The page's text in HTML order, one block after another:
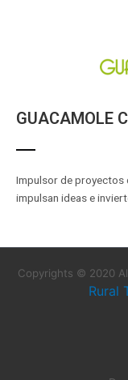
GUACAMOLE
Impulsor de proyectos
impulsan ideas e
Copyrights © 2020
Rural